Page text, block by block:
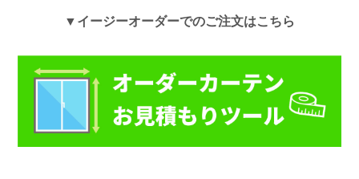
▼イージーオーダーでのご注文はこちら